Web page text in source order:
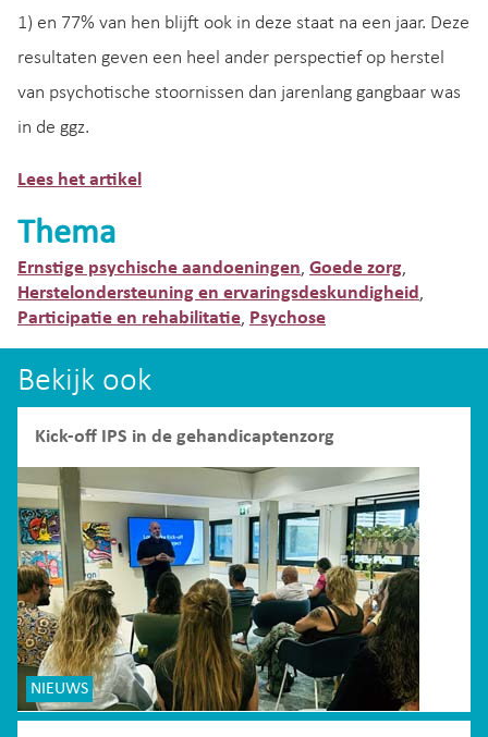
1) en 77% van hen blijft ook in deze staat na een jaar. Deze
resultaten geven een heel ander perspectief op herstel
van psychotische stoornissen dan jarenlang gangbaar was
in de ggz.
Lees het artikel
Thema
Ernstige psychische aandoeningen, Goede zorg,
Herstelondersteuning en ervaringsdeskundigheid,
Participatie en rehabilitatie, Psychose
Bekijk ook
Kick-off IPS in de gehandicaptenzorg
NIEUWS